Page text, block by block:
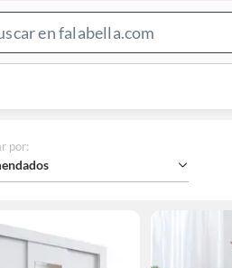
Bar
por: